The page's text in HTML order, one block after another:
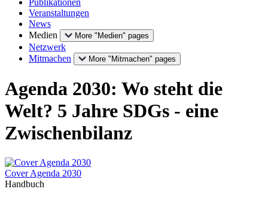
Veranstaltungen
News
Medien
More "Medien" pages
Netzwerk
Mitmachen
More "Mitmachen" pages
Agenda 2030: Wo steht die
Welt? 5 Jahre SDGs - eine
Zwischenbilanz
Cover Agenda 2030
Handbuch